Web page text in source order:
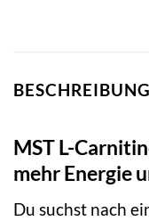
BESCHREIBUNG
MST L-
mehr Energie
Du suchst nach